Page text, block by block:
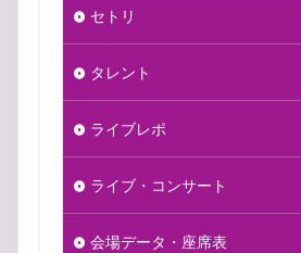
セトリ
タレント
ライブレポ
ライブ・コンサート
会場データ・座席表